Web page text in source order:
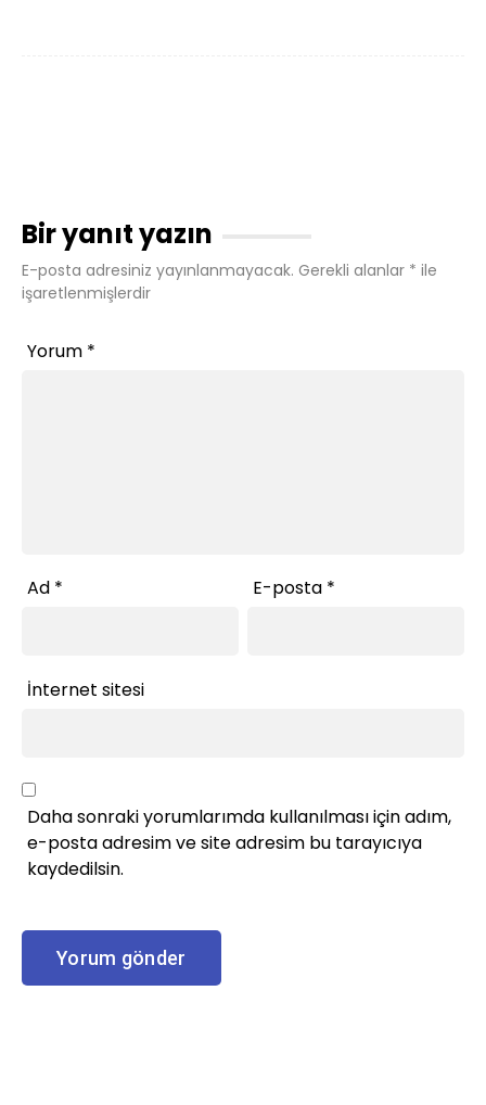
Bir yanıt yazın
E-posta adresiniz yayınlanmayacak. Gerekli alanlar * ile
işaretlenmişlerdir
Yorum *
Ad * E-posta *
İnternet sitesi
Daha sonraki yorumlarımda kullanılması için adım,
e-posta adresim ve site adresim bu tarayıcıya
kaydedilsin.